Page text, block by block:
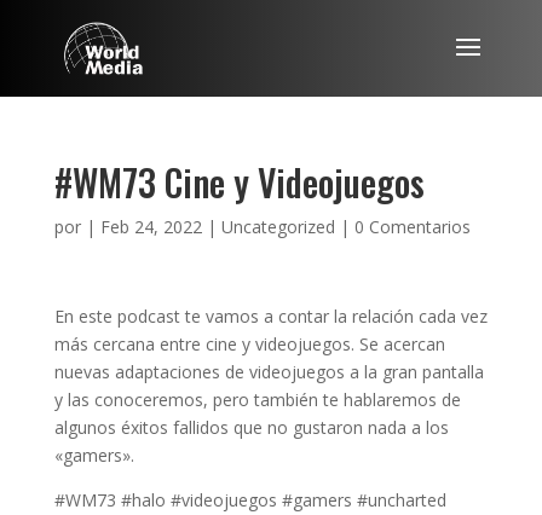
#WM73 Cine y Videojuegos
por | Feb 24, 2022| Uncategorized | 0 Comentarios
En este podcast te vamos a contar la relación cada vez
más cercana entre cine y videojuegos. Se acercan
nuevas adaptaciones de videojuegos a la gran pantalla
y las conoceremos, pero también te hablaremos de
algunos éxitos fallidos que no gustaron nada a los
«gamers».
#WM73 #halo #videojuegos #gamers #uncharted